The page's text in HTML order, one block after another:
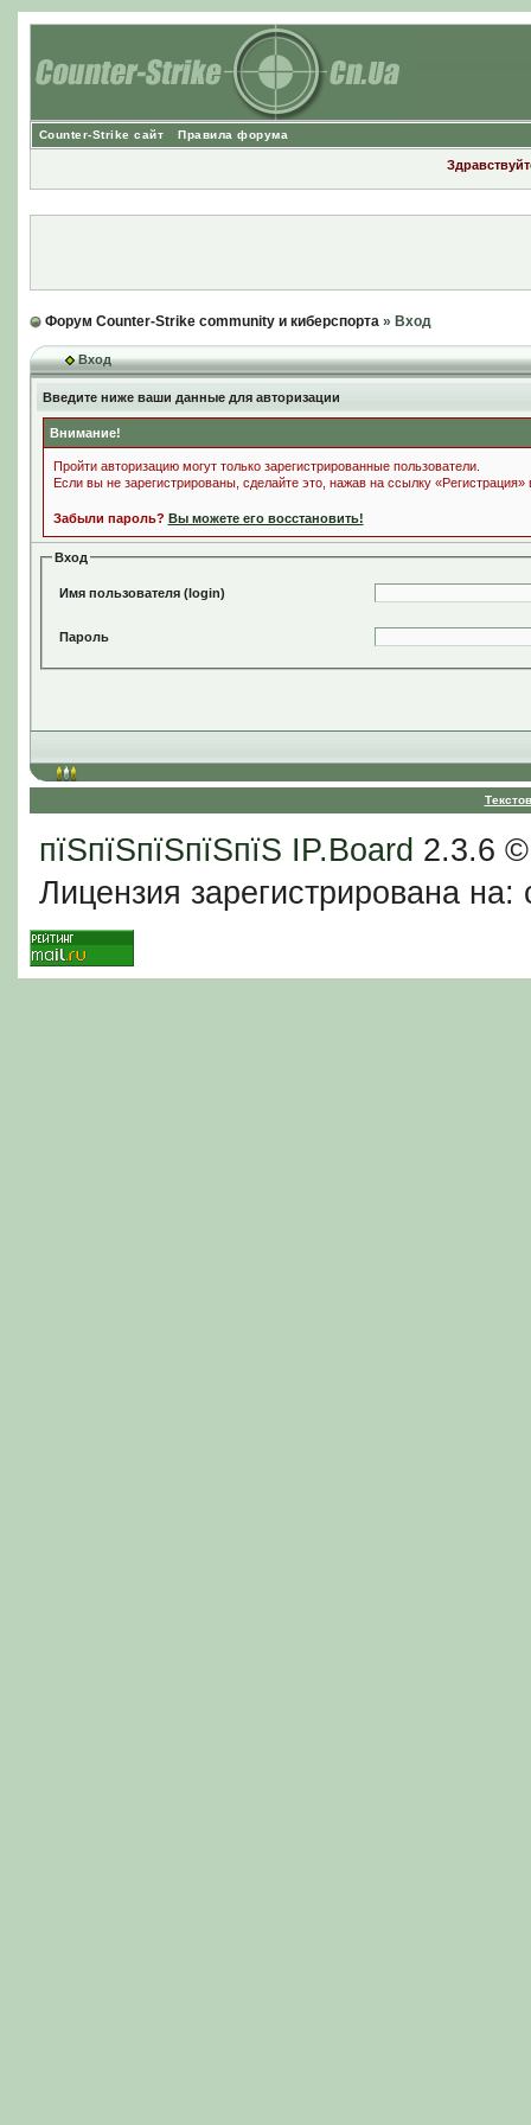
Counter-Strike сайт Правила форума
Форум Counter-Strike community и киберспорта» Вход
Вход
Введите ниже ваши данные для авторизации
Внимание!
Пройти авторизацию могут только зарегистрированные пользователи.
Если вы не зарегистрированы, сделайте это, нажав на ссылку
Забыли пароль? Вы можете его восстановить!
Вход
Имя пользователя (login)
Пароль
пїЅпїЅпїЅпїЅпїЅ IP.Board 2.3.6
Лицензия зарегистрирована